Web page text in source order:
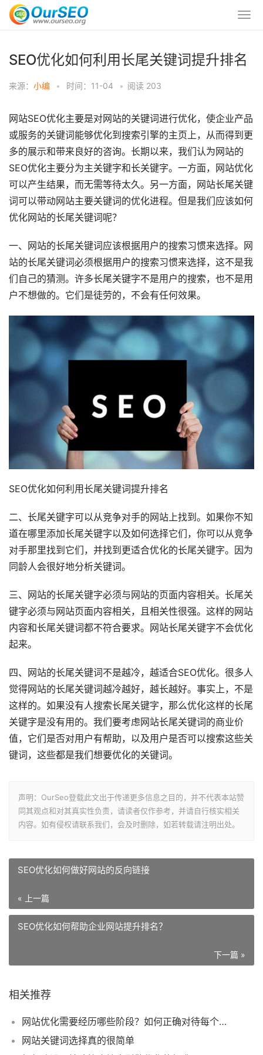
SEO优化如何利用长尾关键词提升排名
来源： 小编 • 时间：11-04 • 阅读 203
网站SEO优化主要是对网站的关键词进行优化，使企业产品
或服务的关键词能够优化到搜索引擎的主页上，从而得到更
多的展示和带来良好的咨询。长期以来，我们认为网站的
SEO优化主要分为主关键字和长关键字。一方面，网站优化
可以产生结果，而无需等待太久。另一方面，网站长尾关键
词可以带动网站主要关键词的优化进程。但是我们应该如何
优化网站的长尾关键词呢？
一、网站的长尾关键词应该根据用户的搜索习惯来选择。网
站的长尾关键词必须根据用户的搜索习惯来选择，这不是我
们自己的猜测。许多长尾关键字不是用户的搜索，也不是用
户不想做的。它们是徒劳的，不会有任何效果。
SEO优化如何利用长尾关键词提升排名
二、长尾关键字可以从竞争对手的网站上找到。如果你不知
道在哪里添加长尾关键字以及如何选择它们，你可以从竞争
对手那里找到它们，并找到更适合优化的长尾关键字。因为
同龄人会很好地分析关键词。
三、网站的长尾关键字必须与网站的页面内容相关。长尾关
键字必须与网站页面内容相关，且相关性很强。这样的网站
内容和长尾关键词都不符合要求。网站长尾关键字不会优化
起来。
四、网站的长尾关键词不是越冷，越适合SEO优化。很多人
觉得网站的长尾关键词越冷越好，越长越好。事实上，不是
这样的。如果没有人搜索长尾关键字，那么优化这样的长尾
关键字是没有用的。我们要考虑网站长尾关键词的商业价
值，它们是否对用户有帮助，以及用户是否可以搜索这些关
键词，这些都是我们想要优化的关键词。
声明：OurSeo登载此文出于传递更多信息之目的，并不代表本站赞
同其观点和对其真实性负责，请读者仅作参考，并请自行核实相关
内容。如有侵权请联系我们，会及时删除，如若转载请注明出处。
SEO优化如何做好网站的反向链接
« 上一篇
SEO优化如何帮助企业网站提升排名？
下一篇 »
相关推荐
网站优化需要经历哪些阶段？如何正确对待每个SEO优化阶段？
网站关键词选择真的很简单